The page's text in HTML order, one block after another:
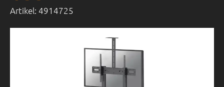
Artikel: 4914725